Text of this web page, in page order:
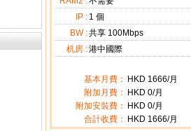
IP : 1 個
BW :共享 100Mbps
机房 :港中國際
基本月費： HKD 1666/月
附加月費：
HKD 0/月
附加安裝費：
HKD 0/月
合計收費：
HKD 1666/月